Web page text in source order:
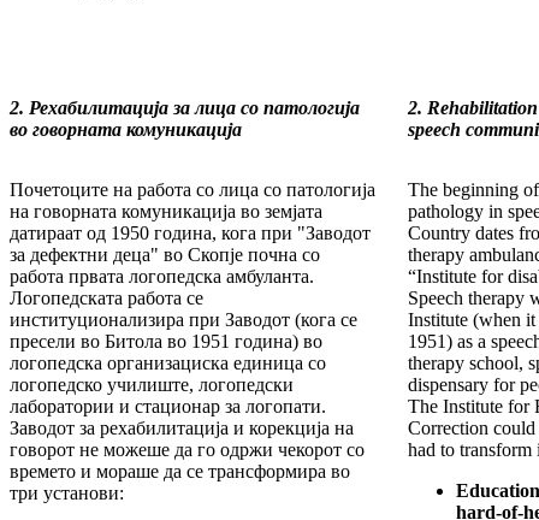
2. Рехабилитација за лица со патологија
во говорната комуникација
2.
speech
Почетоците на работа со лица со патологија
на говорната комуникација во земјата
датираат од 1950 година, кога при "Заводот
за дефектни деца" во Скопје почна со
работа првата логопедска амбуланта.
Логопедската работа се
институционализира при Заводот (кога се
пресели во Битола во 1951 година) во
логопедска организациска единица со
логопедско училиште, логопедски
лаборатории и стационар за логопати.
Заводот за рехабилитација и корекција на
говорот не можеше да го одржи чекорот со
времето и мораше да се трансформира во
три установи:
The beginning
pathology in
Country dates
therapy
“Institute for
Speech therapy
Institute (when
1951) as a
therapy school,
dispensary for
The Institute for
Correction
had to transform
hard-of-